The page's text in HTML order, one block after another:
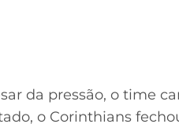
da pressão, o time
o Corinthians